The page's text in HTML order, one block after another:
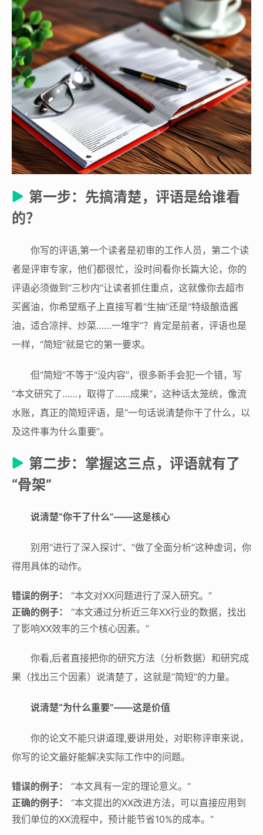
第一步：先搞清楚，评语是给谁看
的？
你写的评语,第一个读者是初审的工作人员，第二个读
者是评审专家，他们都很忙，没时间看你长篇大论，你的
评语必须做到“三秒内”让读者抓住重点，这就像你去超市
买酱油，你希望瓶子上直接写着“生抽”还是“特级酿造酱
油，适合凉拌、炒菜……一堆字”？肯定是前者，评语也是
一样，“简短”就是它的第一要求。
但“简短”不等于“没内容”，很多新手会犯一个错，写
“本文研究了……，取得了……成果”，这种话太笼统，像流
水账，真正的简短评语，是“一句话说清楚你干了什么，以
及这件事为什么重要”。
第二步：掌握这三点，评语就有了
“骨架”
说清楚“你干了什么”——这是核心
别用“进行了深入探讨”、“做了全面分析”这种虚词，你
得用具体的动作。
错误的例子：
“本文对XX问题进行了深入研究。”
正确的例子：
“本文通过分析近三年XX行业的数据，找出
了影响XX效率的三个核心因素。”
你看,后者直接把你的研究方法（分析数据）和研究成
果（找出三个因素）说清楚了，这就是“简短”的力量。
说清楚“为什么重要”——这是价值
你的论文不能只讲道理,要讲用处，对职称评审来说，
你写的论文最好能解决实际工作中的问题。
错误的例子：
“本文具有一定的理论意义。”
正确的例子：
“本文提出的XX改进方法，可以直接应用到
我们单位的XX流程中，预计能节省10%的成本。”